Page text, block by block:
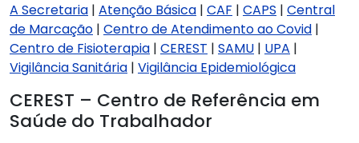
A Secretaria | Atenção Básica | CAF | CAPS | Central
de Marcação | Centro de Atendimento ao Covid |
Centro de Fisioterapia | CEREST | SAMU | UPA |
Vigilância Sanitária | Vigilância Epidemiológica
CEREST – Centro de Referência em
Saúde do Trabalhador